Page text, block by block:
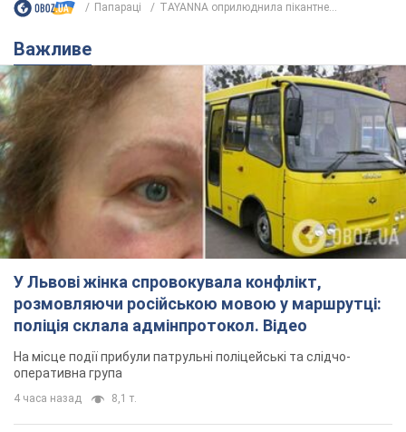
У Львові жінка спровокувала конфлікт,
розмовляючи російською мовою у маршрутці:
поліція склала адмінпротокол. Відео
На місце події прибули патрульні поліцейські та слідчо-
оперативна група
8,1 т.
"Воюють, бо дурні": у Чернівцях
водій автобуса зневажив
українських військових і поплатився.
Відео
та образ військових